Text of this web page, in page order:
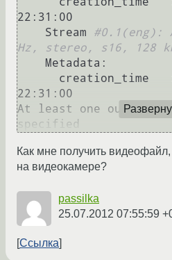
22:31:00
    Stream
#0.1(eng):
Hz, stereo, s16, 128
22:31:00
At least one output
Как мне получить
на видеокамере?
passilka
25.07.2012 07:55:59
Ссылка